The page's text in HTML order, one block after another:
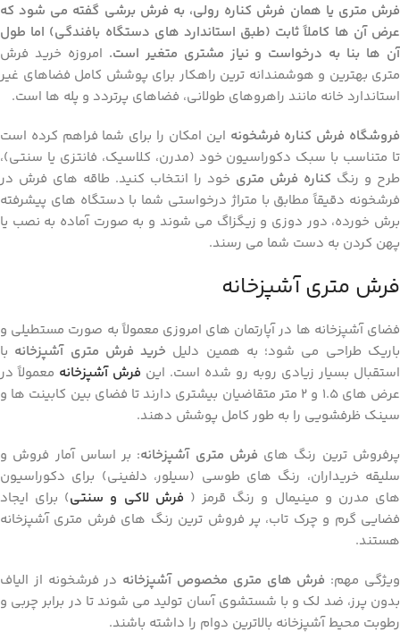
فرش متری یا همان فرش کناره رولی، به فرش برشی گفته می‌ شود که
عرض آن‌ ها کاملاً ثابت (طبق استاندارد های دستگاه بافندگی) اما طول
آن ‌ها بنا به درخواست و نیاز مشتری متغیر است. امروزه خرید فرش
متری بهترین و هوشمندانه ‌ترین راهکار برای پوشش کامل فضاهای غیر
استاندارد خانه مانند راهروهای طولانی، فضاهای پرتردد و پله ‌ها است.
فروشگاه فرش کناره فرشخونه این امکان را برای شما فراهم کرده است
تا متناسب با سبک دکوراسیون خود (مدرن، کلاسیک، فانتزی یا سنتی)،
طرح و رنگ کناره فرش متری خود را انتخاب کنید. طاقه ‌های فرش در
فرشخونه دقیقاً مطابق با متراژ درخواستی شما با دستگاه‌ های پیشرفته
برش خورده، دور دوزی و زیگزاگ می‌ شوند و به صورت آماده ‌به ‌نصب یا
پهن کردن به دست شما می ‌رسند.
فرش متری آشپزخانه
فضای آشپزخانه ‌ها در آپارتمان ‌های امروزی معمولاً به صورت مستطیلی و
باریک طراحی می ‌شود؛ به همین دلیل خرید فرش متری آشپزخانه با
استقبال بسیار زیادی روبه ‌رو شده است. این فرش آشپزخانه معمولاً در
عرض ‌های ۱.۵ و ۲ متر متقاضیان بیشتری دارند تا فضای بین کابینت ‌ها و
سینک ظرفشویی را به طور کامل پوشش دهند.
پرفروش‌ ترین رنگ ‌های فرش متری آشپزخانه: بر اساس آمار فروش و
سلیقه خریداران، رنگ ‌های طوسی (سیلور، دلفینی) برای دکوراسیون‌
های مدرن و مینیمال و رنگ قرمز ( فرش لاکی و سنتی) برای ایجاد
فضایی گرم و چرک ‌تاب، پر فروش ‌ترین رنگ‌ های فرش متری آشپزخانه
هستند.
ویژگی مهم: فرش‌ های متری مخصوص آشپزخانه در فرشخونه از الیاف
بدون پرز، ضد لک و با شستشوی آسان تولید می ‌شوند تا در برابر چربی و
رطوبت محیط آشپزخانه بالاترین دوام را داشته باشند.